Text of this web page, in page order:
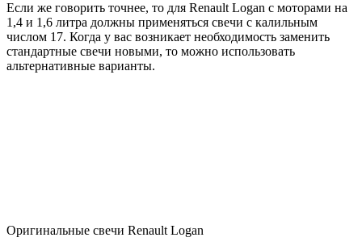
Если же говорить точнее, то для Renault Logan с моторами на
1,4 и 1,6 литра должны применяться свечи с калильным
числом 17. Когда у вас возникает необходимость заменить
стандартные свечи новыми, то можно использовать
альтернативные варианты.
Оригинальные свечи Renault Logan